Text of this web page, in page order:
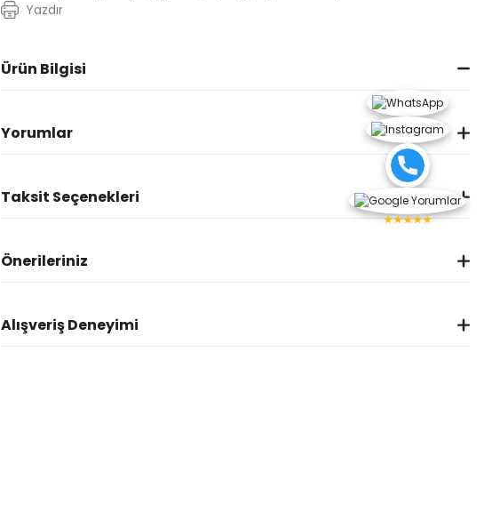
Yazdır
Ürün Bilgisi
Yorumlar
Taksit Seçenekleri
Önerileriniz
Alışveriş Deneyimi
★★★★★